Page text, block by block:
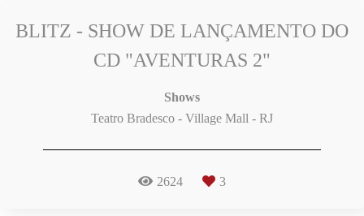
BLITZ - SHOW DE LANÇAMENTO DO
CD "AVENTURAS 2"
Shows
Teatro Bradesco - Village Mall - RJ
2624 3